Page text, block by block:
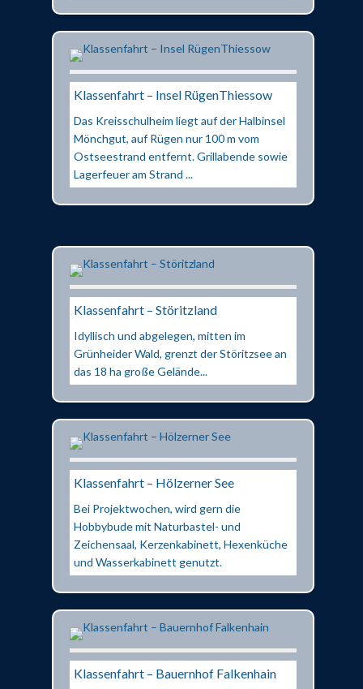
Klassenfahrt – Insel RügenThiessow
Das Kreisschulheim liegt auf der Halbinsel
Mönchgut, auf Rügen nur 100 m vom
Ostseestrand entfernt. Grillabende sowie
Lagerfeuer am Strand ...
Klassenfahrt – Störitzland
Idyllisch und abgelegen, mitten im
Grünheider Wald, grenzt der Störitzsee an
das 18 ha große Gelände...
Klassenfahrt – Hölzerner See
Bei Projektwochen, wird gern die
Hobbybude mit Naturbastel- und
Zeichensaal, Kerzenkabinett, Hexenküche
und Wasserkabinett genutzt.
Klassenfahrt – Bauernhof Falkenhain